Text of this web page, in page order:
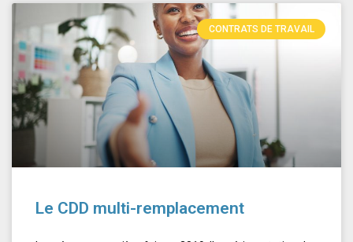
CONTRATS DE TRAVAIL
Le CDD multi-remplacement